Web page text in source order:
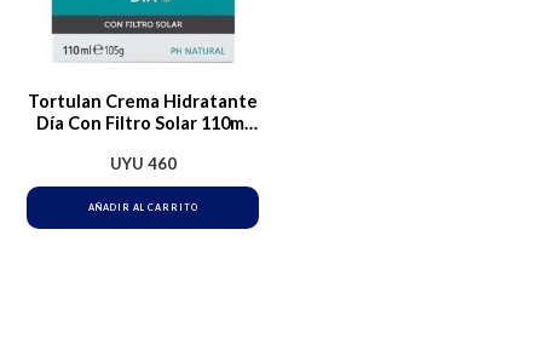
Tortulan Crema Hidratante
Día Con Filtro Solar 110ml
UYU 460
AÑADIR AL CARRITO